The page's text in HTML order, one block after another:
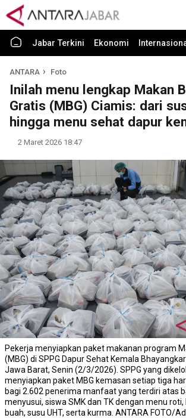
Jabar Terkini Ekonomi
ANTARA Foto
Inilah menu lengkap Makan
Gratis (MBG) Ciamis: dari
hingga menu sehat dapur
2 Maret 2026 18:47
Pekerja menyiapkan paket makanan program
(MBG) di SPPG Dapur Sehat Kemala
Jawa Barat, Senin (2/3/2026). SPPG yang
menyiapkan paket MBG kemasan setiap tiga
bagi 2.602 penerima manfaat yang terdiri atas
menyusui, siswa SMK dan TK dengan menu roti,
buah, susu UHT, serta kurma. ANTARA FOTO/